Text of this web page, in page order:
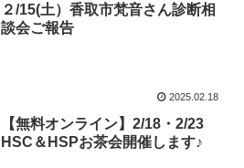
２/15(土）香取市梵音さん診断相
談会ご報告
2025.02.18
【無料オンライン】2/18・2/23
HSC＆HSPお茶会開催します♪